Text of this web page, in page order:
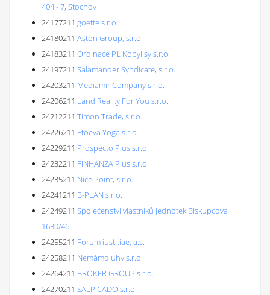
404 - 7, Stochov
24177211 goette s.r.o.
24180211 Aston Group, s.r.o.
24183211 Ordinace PL Kobylisy s.r.o.
24197211 Salamander Syndicate, s.r.o.
24203211 Mediamir Company s.r.o.
24206211 Land Reality For You s.r.o.
24212211 Timon Trade, s.r.o.
24226211 Etoeva Yoga s.r.o.
24229211 Prospecto Plus s.r.o.
24232211 FINHANZA Plus s.r.o.
24235211 Nice Point, s.r.o.
24241211 B-PLAN s.r.o.
24249211 Společenství vlastníků jednotek Biskupcova
1630/46
24255211 Forum iustitiae, a.s.
24258211 Nemámdluhy s.r.o.
24264211 BROKER GROUP s.r.o.
24270211 SALPICADO s.r.o.